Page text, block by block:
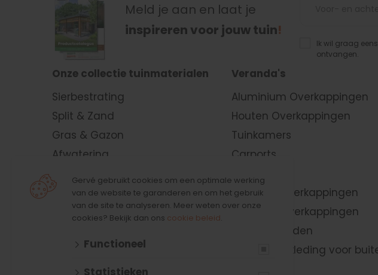
Meld je aan en laat je
inspireren voor jouw tuin!
Ik wil graag
ontvangen.
Onze collectie tuinmaterialen
Sierbestrating
Split & Zand
Gras & Gazon
Afwatering
Schuttingen &
Tuinafscheidingen
Gevelbekleding
Vlonders
Veranda's
Aluminium Overkappingen
Houten Overkappingen
Tuinkamers
Carports
Lamellen
overkappingen
Vouwdak overkappingen
Glazen wanden
Wandenbekleding voor
Gervé gebruikt cookies om een optimale werking
van de website te garanderen en om het gebruik
van de site te analyseren. Meer weten over onze
cookies? Bekijk dan ons cookie beleid.
Functioneel
Statistieken